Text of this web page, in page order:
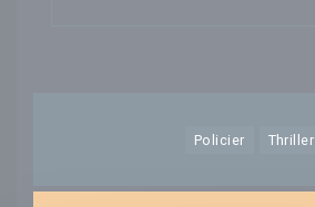
Policier Thriller